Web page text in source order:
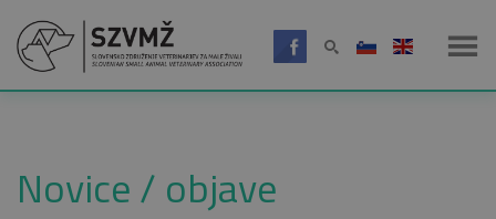
Novice / objave